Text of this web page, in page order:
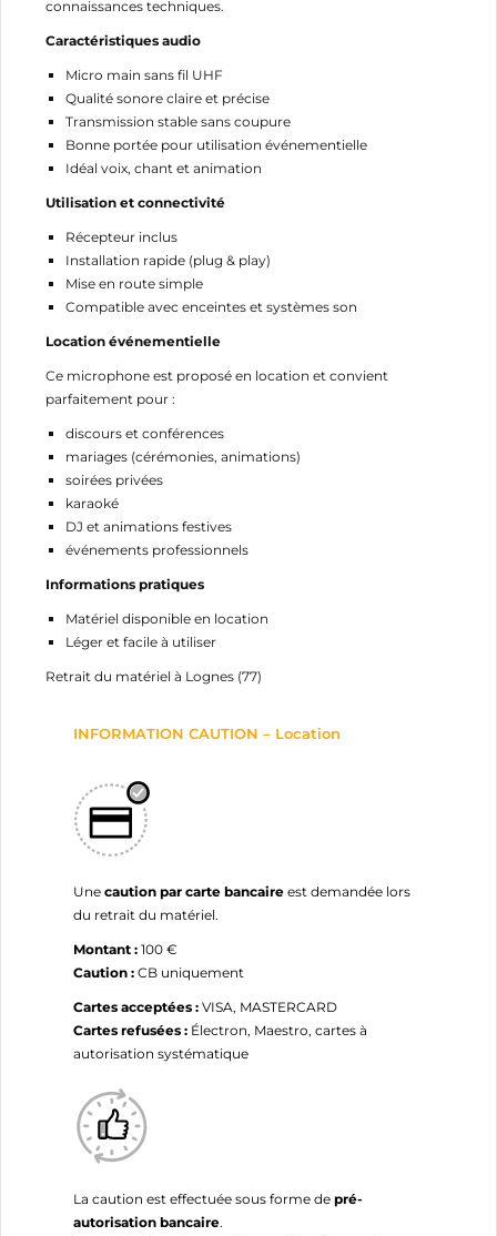
connaissances techniques.
Caractéristiques audio
Micro main sans fil UHF
Qualité sonore claire et précise
Transmission stable sans coupure
Bonne portée pour utilisation événementielle
Idéal voix, chant et animation
Utilisation et connectivité
Récepteur inclus
Installation rapide (plug & play)
Mise en route simple
Compatible avec enceintes et systèmes son
Location événementielle
Ce microphone est proposé en location et convient
parfaitement pour :
discours et conférences
mariages (cérémonies, animations)
soirées privées
karaoké
DJ et animations festives
événements professionnels
Informations pratiques
Matériel disponible en location
Léger et facile à utiliser
Retrait du matériel à Lognes (77)
INFORMATION CAUTION – Location
Une caution par carte bancaire est demandée lors
du retrait du matériel.
Montant : 100 €
Caution : CB uniquement
Cartes acceptées : VISA, MASTERCARD
Cartes refusées : Électron, Maestro, cartes à
autorisation systématique
La caution est effectuée sous forme de pré-
autorisation bancaire.
MES LISTES
add_circle_outlineCréer une nouvelle liste
CRÉER UNE LISTE D'ENVIES
NOM DE LA LISTE D'ENVIES
Annuler
CONNEXION
Vous devez être connecté pour ajouter des produits
à votre liste d'envies.